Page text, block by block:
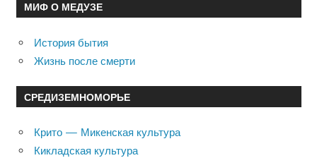
МИФ О МЕДУЗЕ
История бытия
Жизнь после смерти
СРЕДИЗЕМНОМОРЬЕ
Крито — Микенская культура
Кикладская культура